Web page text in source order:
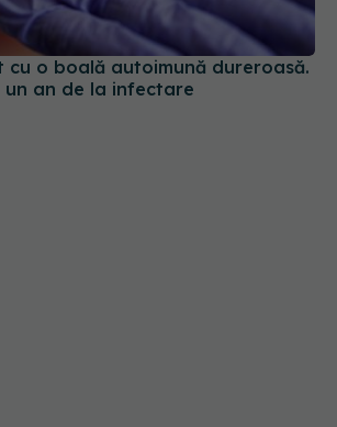
cu o boală autoimună dureroasă.
an de la infectare